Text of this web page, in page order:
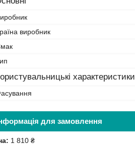
виробник
характеристики
для замовлення
1 810 ₴